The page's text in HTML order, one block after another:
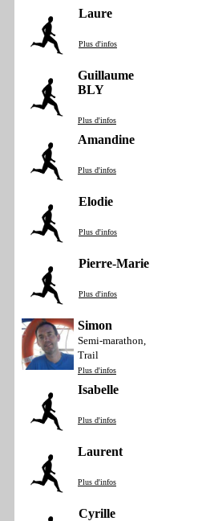
Laure
Plus d'infos
Guillaume
BLY
Plus d'infos
Amandine
Plus d'infos
Elodie
Plus d'infos
Pierre-Marie
Plus d'infos
Simon
Semi-marathon,
Trail
Plus d'infos
Isabelle
Plus d'infos
Laurent
Plus d'infos
Cyrille